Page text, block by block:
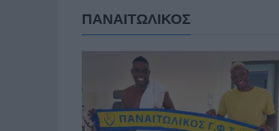
ΠΑΝΑΙΤΩΛΙΚΟΣ